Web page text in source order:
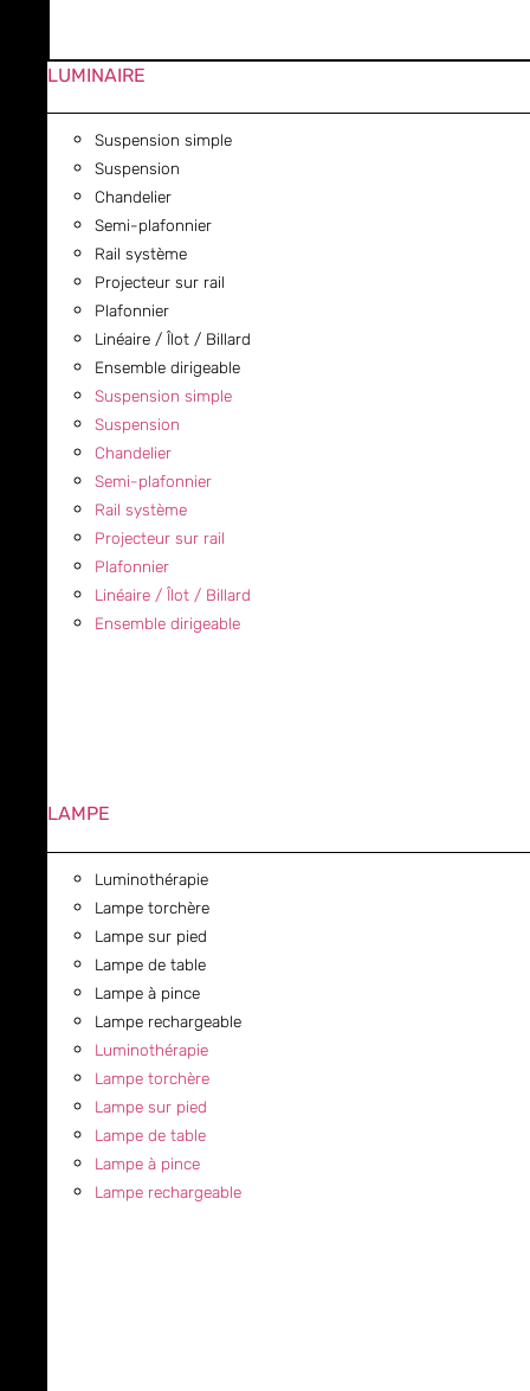
LUMINAIRE
Suspension simple
Suspension
Chandelier
Semi-plafonnier
Rail système
Projecteur sur rail
Plafonnier
Linéaire / Îlot / Billard
Ensemble dirigeable
Suspension simple
Suspension
Chandelier
Semi-plafonnier
Rail système
Projecteur sur rail
Plafonnier
Linéaire / Îlot / Billard
Ensemble dirigeable
LAMPE
Luminothérapie
Lampe torchère
Lampe sur pied
Lampe de table
Lampe à pince
Lampe rechargeable
Luminothérapie
Lampe torchère
Lampe sur pied
Lampe de table
Lampe à pince
Lampe rechargeable